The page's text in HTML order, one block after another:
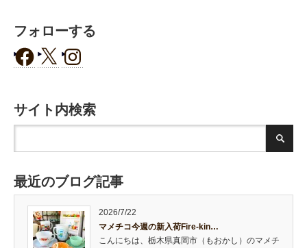
フォローする
サイト内検索
最近のブログ記事
2026/7/22
マメチコ今週の新入荷Fire-kin…
こんにちは、栃木県真岡市（もおかし）のマメチ